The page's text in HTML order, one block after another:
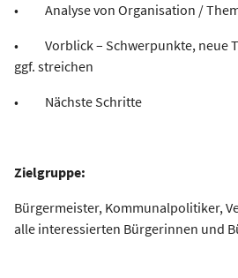
• Analyse von Organisation /
• Vorblick – Schwerpunkte, neue
ggf. streichen
• Nächste Schritte
Zielgruppe:
Bürgermeister, Kommunalpolitiker,
alle interessierten Bürgerinnen und